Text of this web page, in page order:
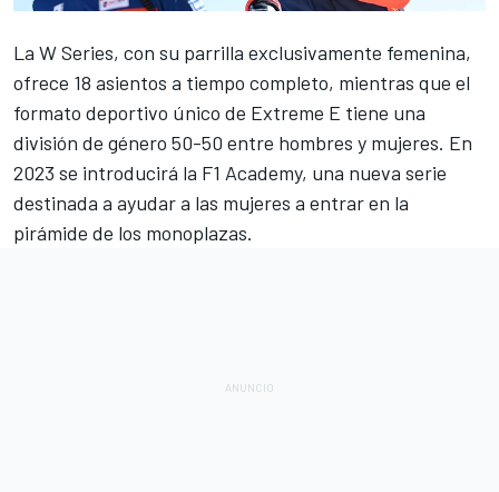
La W Series, con su parrilla exclusivamente femenina,
ofrece 18 asientos a tiempo completo, mientras que el
formato deportivo único de Extreme E tiene una
división de género 50-50 entre hombres y mujeres. En
2023 se introducirá la F1 Academy, una nueva serie
destinada a ayudar a las mujeres a entrar en la
pirámide de los monoplazas.